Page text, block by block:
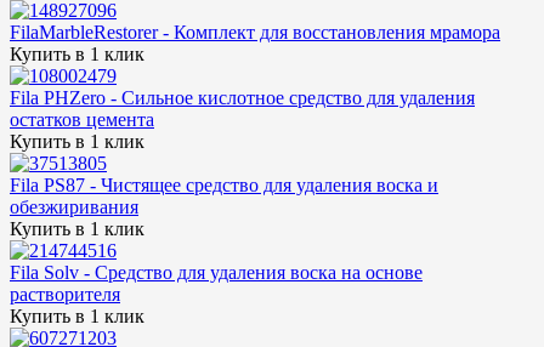
FilaMarbleRestorer - Комплект для восстановления мрамора
Купить в 1 клик
Fila PHZero - Сильное кислотное средство для удаления
остатков цемента
Купить в 1 клик
Fila PS87 - Чистящее средство для удаления воска и
обезжиривания
Купить в 1 клик
Fila Solv - Средство для удаления воска на основе
растворителя
Купить в 1 клик